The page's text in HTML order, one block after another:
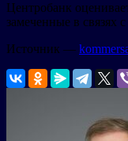
Центробанк
замеченные в связях
Источник —